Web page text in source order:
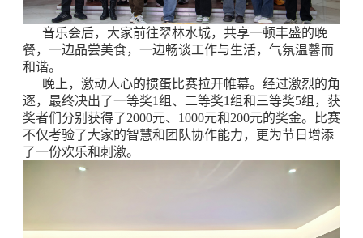
音乐会后，大家前往翠林水城，共享一顿丰盛的晚
餐，一边品尝美食，一边畅谈工作与生活，气氛温馨而
和谐。
晚上，激动人心的掼蛋比赛拉开帷幕。经过激烈的角
逐，最终决出了一等奖1组、二等奖1组和三等奖5组，获
奖者们分别获得了2000元、1000元和200元的奖金。比赛
不仅考验了大家的智慧和团队协作能力，更为节日增添
了一份欢乐和刺激。